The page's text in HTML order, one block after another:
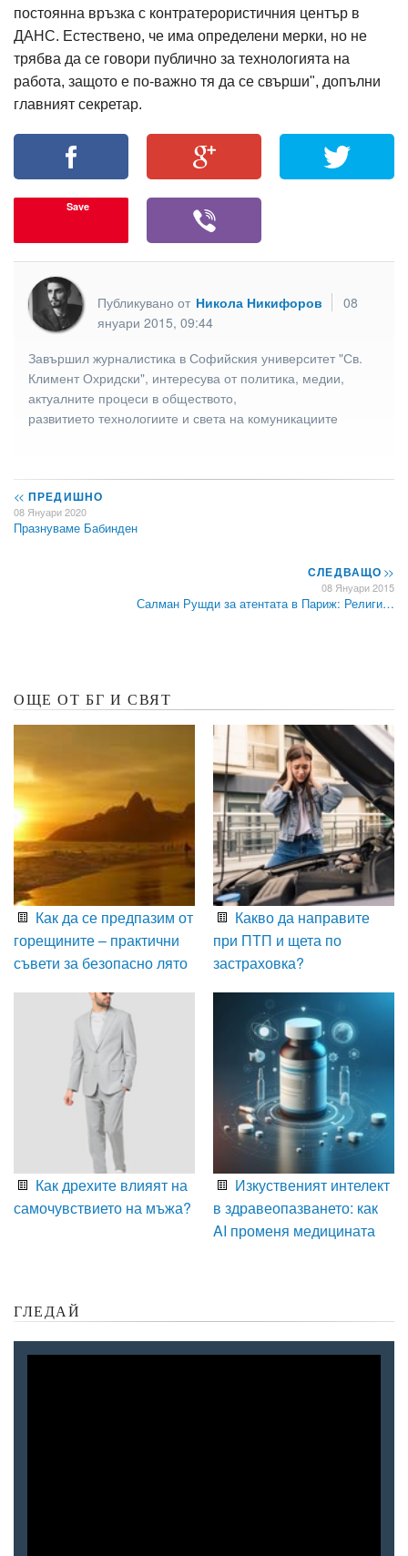
постоянна връзка с контратерористичния център в
ДАНС. Естествено, че има определени мерки, но не
трябва да се говори публично за технологията на
работа, защото е по-важно тя да се свърши", допълни
главният секретар.
Save
Публикувано от Никола Никифоров
08
януари 2015, 09:44
Завършил журналистика в Софийския университет "Св.
Климент Охридски", интересува от политика, медии,
актуалните процеси в обществото,
развитието технологиите и света на комуникациите
<< ПРЕДИШНО
08 Януари 2020
Празнуваме Бабинден
СЛЕДВАЩО>>
08 Януари 2015
Салман Рушди за атентата в Париж: Религи…
ОЩЕ ОТ БГ И СВЯТ
Как да се предпазим от
горещините – практични
съвети за безопасно лято
Какво да направите
при ПТП и щета по
застраховка?
Как дрехите влияят на
самочувствието на мъжа?
Изкуственият интелект
в здравеопазването: как
AI променя медицината
ГЛЕДАЙ